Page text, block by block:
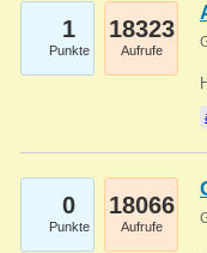
1
Punkte
18323
Aufrufe
0
Punkte
18066
Aufrufe